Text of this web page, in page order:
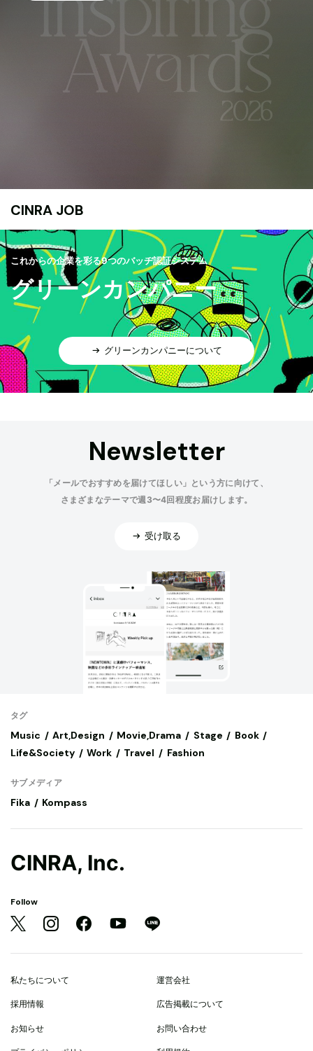
CINRA JOB
これからの企業を彩る9つのバッヂ認証システム
グリーンカンパニー
グリーンカンパニーについて
Newsletter
「メールでおすすめを届けてほしい」という方に向けて、
さまざまなテーマで週3〜4回程度お届けします。
受け取る
タグ
Music Art,Design Movie,Drama Stage
Book
Life&Society
Work Travel Fashion
サブメディア
Fika Kompass
CINRA, Inc.
Follow
私たちについて 運営会社
採用情報 広告掲載について
お知らせ お問い合わせ